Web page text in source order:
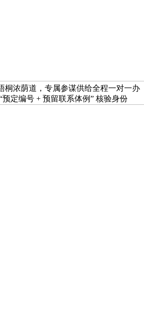
桐浓荫道，专属参谋供给全程一对一办
定编号 + 预留联系体例” 核验身份